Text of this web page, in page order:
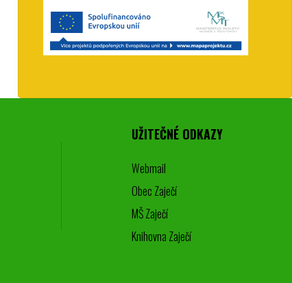
UŽITEČNÉ ODKAZY
Webmail
Obec Zaječí
MŠ Zaječí
Knihovna Zaječí